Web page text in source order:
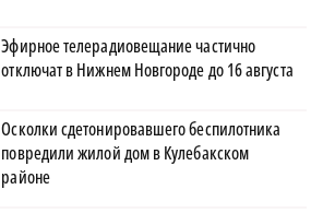
Эфирное телерадиовещание частично
отключат в Нижнем Новгороде до 16 августа
Осколки сдетонировавшего беспилотника
повредили жилой дом в Кулебакском
районе